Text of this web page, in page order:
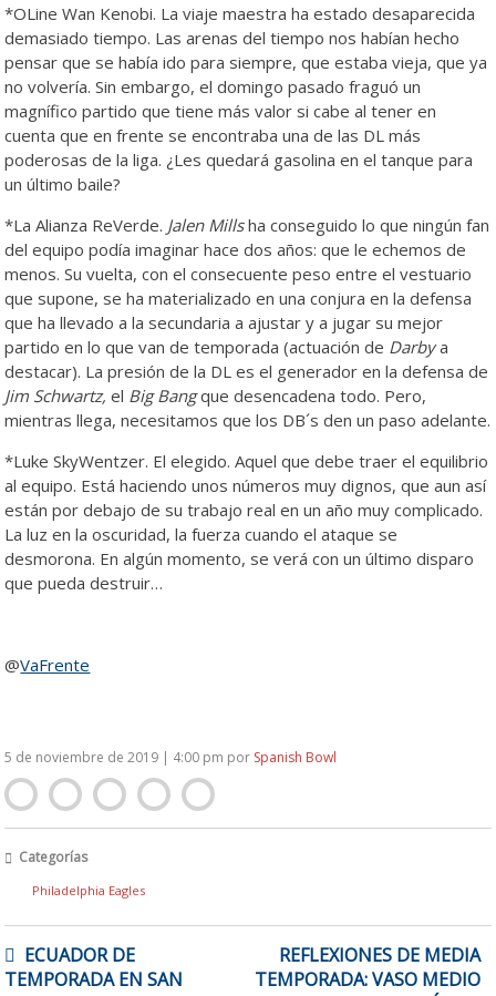
*OLine Wan Kenobi. La viaje maestra ha estado desaparecida
demasiado tiempo. Las arenas del tiempo nos habían hecho
pensar que se había ido para siempre, que estaba vieja, que ya
no volvería. Sin embargo, el domingo pasado fraguó un
magnífico partido que tiene más valor si cabe al tener en
cuenta que en frente se encontraba una de las DL más
poderosas de la liga. ¿Les quedará gasolina en el tanque para
un último baile?
*La Alianza ReVerde. Jalen Millsha conseguido lo que ningún fan
del equipo podía imaginar hace dos años: que le echemos de
menos. Su vuelta, con el consecuente peso entre el vestuario
que supone, se ha materializado en una conjura en la defensa
que ha llevado a la secundaria a ajustar y a jugar su mejor
partido en lo que van de temporada (actuación de Darbya
destacar). La presión de la DL es el generador en la defensa de
Jim Schwartz, el Big Bangque desencadena todo. Pero,
mientras llega, necesitamos que los DB´s den un paso adelante.
*Luke SkyWentzer. El elegido. Aquel que debe traer el equilibrio
al equipo. Está haciendo unos números muy dignos, que aun así
están por debajo de su trabajo real en un año muy complicado.
La luz en la oscuridad, la fuerza cuando el ataque se
desmorona. En algún momento, se verá con un último disparo
que pueda destruir…
@VaFrente
5 de noviembre de 2019 | 4:00 pm por Spanish Bowl
Categorías
Philadelphia Eagles
DE
ENTRADAS
ECUADOR DE
TEMPORADA EN SAN
REFLEXIONES DE MEDIA
TEMPORADA: VASO MEDIO